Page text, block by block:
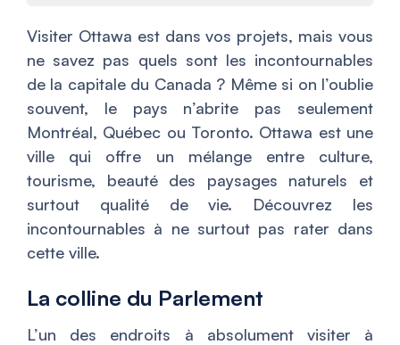
Visiter Ottawa est dans vos projets, mais vous
ne savez pas quels sont les incontournables
de la capitale du Canada ? Même si on l’oublie
souvent, le pays n’abrite pas seulement
Montréal, Québec ou Toronto. Ottawa est une
ville qui offre un mélange entre culture,
tourisme, beauté des paysages naturels et
surtout qualité de vie. Découvrez les
incontournables à ne surtout pas rater dans
cette ville.
La colline du Parlement
L’un des endroits à absolument visiter à